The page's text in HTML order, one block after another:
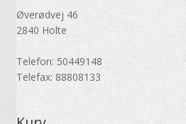
Øverødvej 46
2840 Holte
Telefon: 50449148
Telefax: 88808133